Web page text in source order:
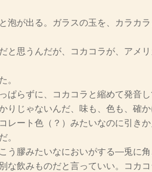
泡が出る。ガラスの玉を、カラカ
思うんだが、コカコラが、アメリ
。
ぱらずに、コカコラと縮めて発音
りじゃないんだ、味も、色も、確か
レート色（？）みたいなのに引き
。
う膠みたいなにおいがする―兎に角
な飲みものだと言っていい。コカ